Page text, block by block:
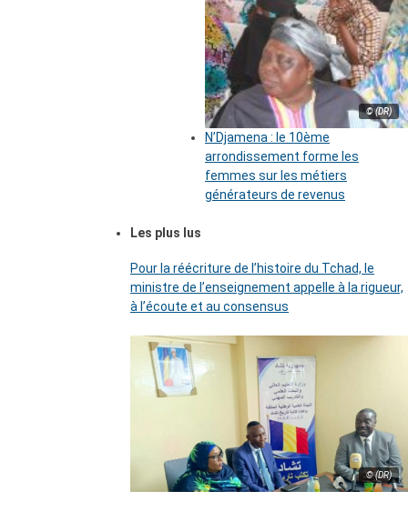
© (DR)
N’Djamena : le 10ème
arrondissement forme les
femmes sur les métiers
générateurs de revenus
Les plus lus
Pour la réécriture de l’histoire du Tchad, le
ministre de l’enseignement appelle à la rigueur,
à l’écoute et au consensus
© (DR)